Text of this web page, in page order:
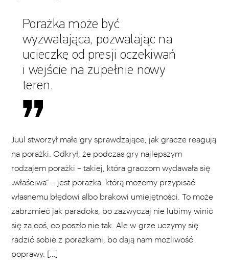
Porażka może być
wyzwalająca, pozwalając na
ucieczkę od presji oczekiwań
i wejście na zupełnie nowy
teren.
Juul stworzył małe gry sprawdzające, jak gracze reagują
na porażki. Odkrył, że podczas gry najlepszym
rodzajem porażki – takiej, która graczom wydawała się
„właściwa” – jest porażka, którą możemy przypisać
własnemu błędowi albo brakowi umiejętności. To może
zabrzmieć jak paradoks, bo zazwyczaj nie lubimy winić
się za coś, co poszło nie tak. Ale w grze uczymy się
radzić sobie z porażkami, bo dają nam możliwość
poprawy. […]